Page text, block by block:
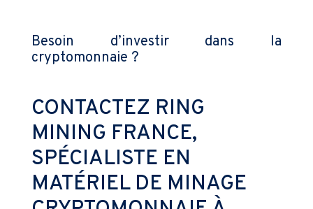
Besoin d’investir dans la
cryptomonnaie ?
CONTACTEZ RING
MINING FRANCE,
SPÉCIALISTE EN
MATÉRIEL DE MINAGE